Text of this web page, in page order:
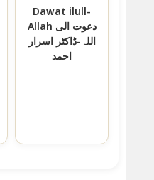
Dawat ilull-
Allah دعوت الی
اللہ-ڈاکٹر اسرار
احمد